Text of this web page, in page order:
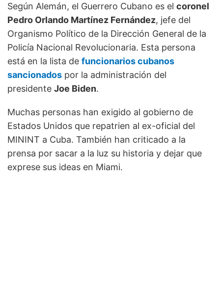
Según Alemán, el Guerrero Cubano es el coronel
Pedro Orlando Martínez Fernández, jefe del
Organismo Político de la Dirección General de la
Policía Nacional Revolucionaria. Esta persona
está en la lista de funcionarios cubanos
sancionados por la administración del
presidente Joe Biden.
Muchas personas han exigido al gobierno de
Estados Unidos que repatrien al ex-oficial del
MININT a Cuba. También han criticado a la
prensa por sacar a la luz su historia y dejar que
exprese sus ideas en Miami.